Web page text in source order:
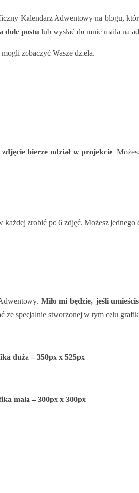
Kalendarz Adwentowy na blogu,
dole postu lub wysłać do mnie maila na
zobaczyć Wasze dzieła.
zdjęcie bierze udział w projekcie.
zrobić po 6 zdjęć. Możesz
Miło mi będzie, jeśli
ze specjalnie stworzonej w tym celu
duża – 350px x 525px
mała – 300px x 300px